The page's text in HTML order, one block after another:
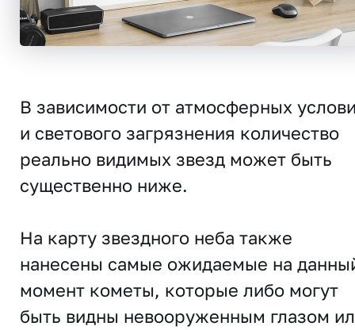
В зависимости от атмосферных
и светового загрязнения количество
реально видимых звезд может быть
существенно ниже.
На карту звездного неба также
нанесены самые ожидаемые на
момент кометы, которые либо могут
быть видны невооруженным глазом